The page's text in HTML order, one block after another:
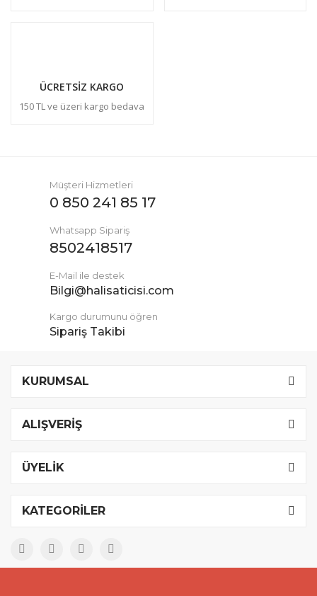
ÜCRETSİZ KARGO
150 TL ve üzeri kargo bedava
Müşteri Hizmetleri
0 850 241 85 17
Whatsapp Sipariş
8502418517
E-Mail ile destek
Bilgi@halisaticisi.com
Kargo durumunu öğren
Sipariş Takibi
KURUMSAL
ALIŞVERİŞ
ÜYELİK
KATEGORİLER